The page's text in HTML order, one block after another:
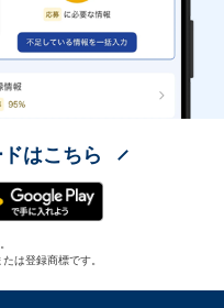
はこちら
は登録商標です。